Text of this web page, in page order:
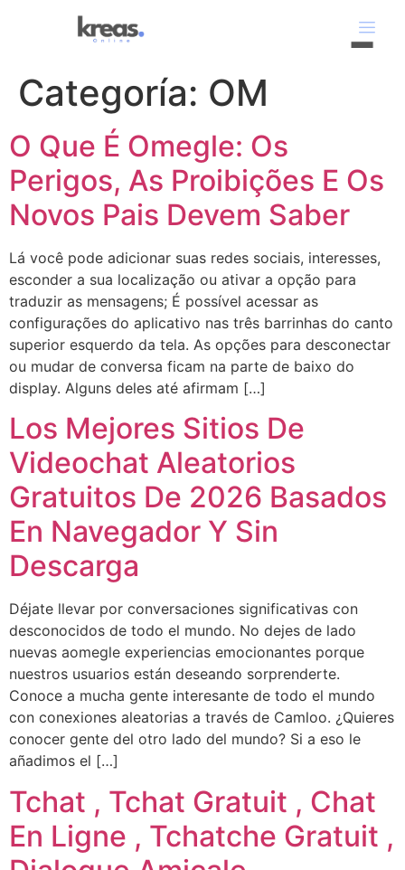
Categoría: OM
O Que É Omegle: Os
Perigos, As Proibições E Os
Novos Pais Devem Saber
Lá você pode adicionar suas redes sociais, interesses,
esconder a sua localização ou ativar a opção para
traduzir as mensagens; É possível acessar as
configurações do aplicativo nas três barrinhas do canto
superior esquerdo da tela. As opções para desconectar
ou mudar de conversa ficam na parte de baixo do
display. Alguns deles até afirmam […]
Los Mejores Sitios De
Videochat Aleatorios
Gratuitos De 2026 Basados
En Navegador Y Sin
Descarga
Déjate llevar por conversaciones significativas con
desconocidos de todo el mundo. No dejes de lado
nuevas aomegle experiencias emocionantes porque
nuestros usuarios están deseando sorprenderte.
Conoce a mucha gente interesante de todo el mundo
con conexiones aleatorias a través de Camloo. ¿Quieres
conocer gente del otro lado del mundo? Si a eso le
añadimos el […]
Tchat , Tchat Gratuit , Chat
En Ligne , Tchatche Gratuit ,